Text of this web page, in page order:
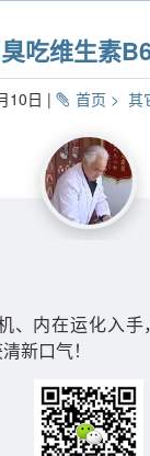
吃维生素
10日 首页 其
、内在运化入
新口气！